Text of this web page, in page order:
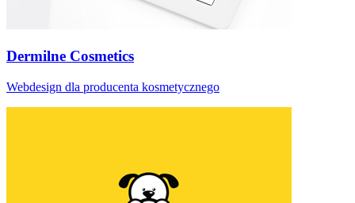
Dermilne Cosmetics
Webdesign dla producenta kosmetycznego